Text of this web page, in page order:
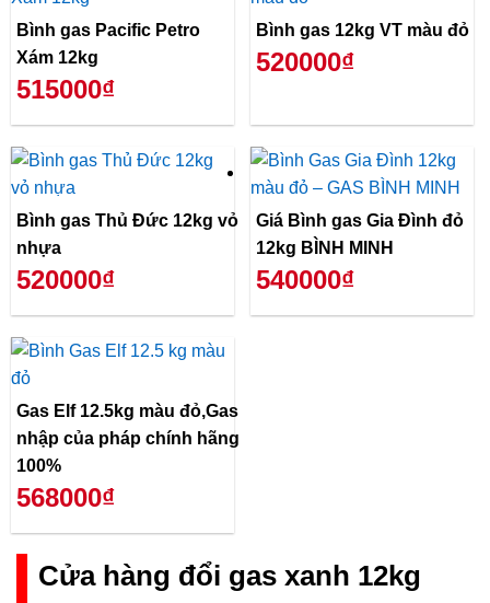
Bình gas Pacific Petro
Xám 12kg
515000₫
Bình gas 12kg VT màu đỏ
520000₫
Bình gas Thủ Đức 12kg vỏ
nhựa
520000₫
Giá Bình gas Gia Đình đỏ
12kg BÌNH MINH
540000₫
Gas Elf 12.5kg màu đỏ,Gas
nhập của pháp chính hãng
100%
568000₫
Cửa hàng đổi gas xanh 12kg